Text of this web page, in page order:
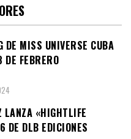
DE MISS UNIVERSE CUBA
FEBRERO
LANZA «HIGHTLIFE
DE DLB EDICIONES